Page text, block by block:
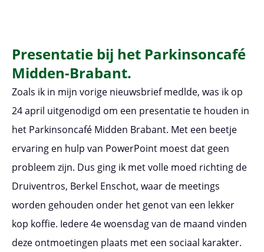
Presentatie bij het Parkinsoncafé
Midden-Brabant.
Zoals ik in mijn vorige nieuwsbrief medlde, was ik op
24 april uitgenodigd om een presentatie te houden in
het Parkinsoncafé Midden Brabant. Met een beetje
ervaring en hulp van PowerPoint moest dat geen
probleem zijn. Dus ging ik met volle moed richting de
Druiventros, Berkel Enschot, waar de meetings
worden gehouden onder het genot van een lekker
kop koffie. Iedere 4e woensdag van de maand vinden
deze ontmoetingen plaats met een sociaal karakter.